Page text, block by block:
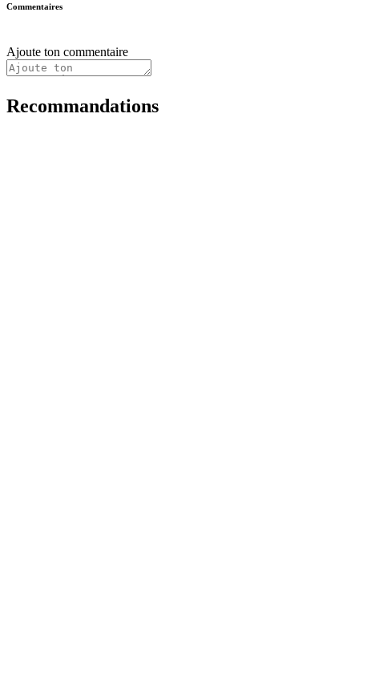
Commentaires
Ajoute ton commentaire
Recommandations